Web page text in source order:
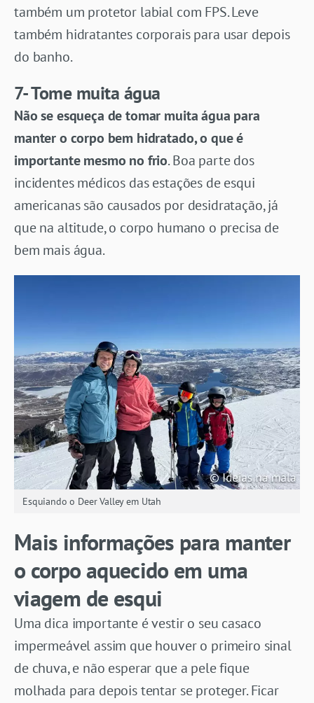
também um protetor labial com FPS. Leve
também hidratantes corporais para usar depois
do banho.
7- Tome muita água
Não se esqueça de tomar muita água para
manter o corpo bem hidratado, o que é
importante mesmo no frio. Boa parte dos
incidentes médicos das estações de esqui
americanas são causados por desidratação, já
que na altitude, o corpo humano o precisa de
bem mais água.
Esquiando o Deer Valley em Utah
Mais informações para manter
o corpo aquecido em uma
viagem de esqui
Uma dica importante é vestir o seu casaco
impermeável assim que houver o primeiro sinal
de chuva, e não esperar que a pele fique
molhada para depois tentar se proteger. Ficar